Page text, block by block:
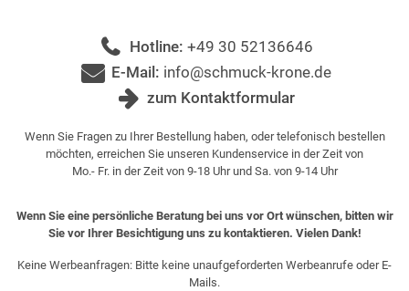
Hotline: +49 30 52136646
E-Mail: info@schmuck-krone.de
zum Kontaktformular
Wenn Sie Fragen zu Ihrer Bestellung haben, oder telefonisch bestellen
möchten, erreichen Sie unseren Kundenservice in der Zeit von
Mo.- Fr. in der Zeit von 9-18 Uhr und Sa. von 9-14 Uhr
Wenn Sie eine persönliche Beratung bei uns vor Ort wünschen, bitten wir
Sie vor Ihrer Besichtigung uns zu kontaktieren. Vielen Dank!
Keine Werbeanfragen: Bitte keine unaufgeforderten Werbeanrufe oder E-
Mails.